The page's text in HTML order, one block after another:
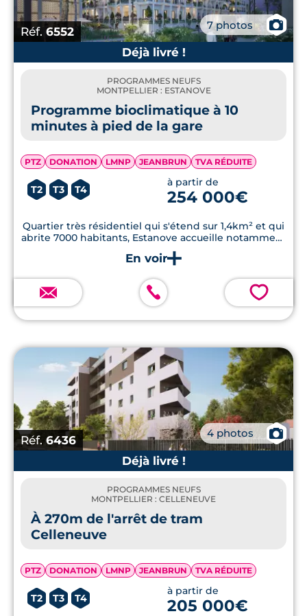
Réf. 6552 7 photos
📷
Déjà livré !
PROGRAMMES NEUFS
MONTPELLIER : ESTANOVE
Programme bioclimatique à 10
minutes à pied de la gare
PTZ DONATION LMNP JEANBRUN TVA RÉDUITE
T2 T3 T4
à partir de
254 000€
Quartier très résidentiel qui s'étend sur 1,4km² et qui
abrite 7000 habitants, Estanove accueille notamment
le Parc Montcalm et ses 20 hectares de verdure, bois
et terrains de jeux. La nouvelle ZAC de la Cité
infrastructures culturelles et scolaires, avec
notamment le nouveau campus de l'ESMA et la Halle
Tropisme.
💗
Réf. 6436 4 photos
📷
Déjà livré !
PROGRAMMES NEUFS
MONTPELLIER : CELLENEUVE
À 270m de l'arrêt de tram
Celleneuve
PTZ DONATION LMNP JEANBRUN TVA RÉDUITE
T2 T3 T4
à partir de
205 000€